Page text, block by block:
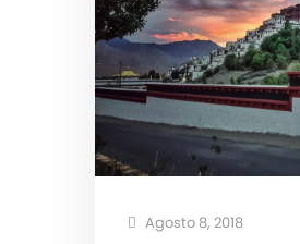
Agosto 8, 2018